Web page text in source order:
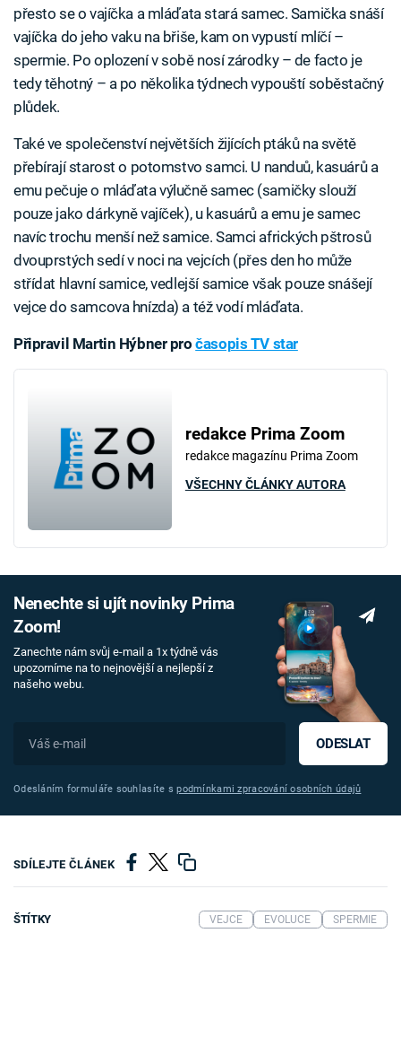
přesto se o vajíčka a mláďata stará samec. Samička snáší
vajíčka do jeho vaku na břiše, kam on vypustí mlíčí –
spermie. Po oplození v sobě nosí zárodky – de facto je
tedy těhotný – a po několika týdnech vypouští soběstačný
plůdek.
Také ve společenství největších žijících ptáků na světě
přebírají starost o potomstvo samci. U nanduů, kasuárů a
emu pečuje o mláďata výlučně samec (samičky slouží
pouze jako dárkyně vajíček), u kasuárů a emu je samec
navíc trochu menší než samice. Samci afrických pštrosů
dvouprstých sedí v noci na vejcích (přes den ho může
střídat hlavní samice, vedlejší samice však pouze snášejí
vejce do samcova hnízda) a též vodí mláďata.
Připravil Martin Hýbner pročasopis TV star
redakce Prima Zoom
redakce magazínu Prima Zoom
VŠECHNY ČLÁNKY AUTORA
Nenechte si ujít novinky Prima
Zoom!
Zanechte nám svůj e-mail a 1x týdně vás
upozorníme na to nejnovější a nejlepší z
našeho webu.
ODESLAT
Odesláním formuláře souhlasíte spodmínkami zpracování osobních údajů
SDÍLEJTE ČLÁNEK
ŠTÍTKY VEJCE EVOLUCE SPERMIE